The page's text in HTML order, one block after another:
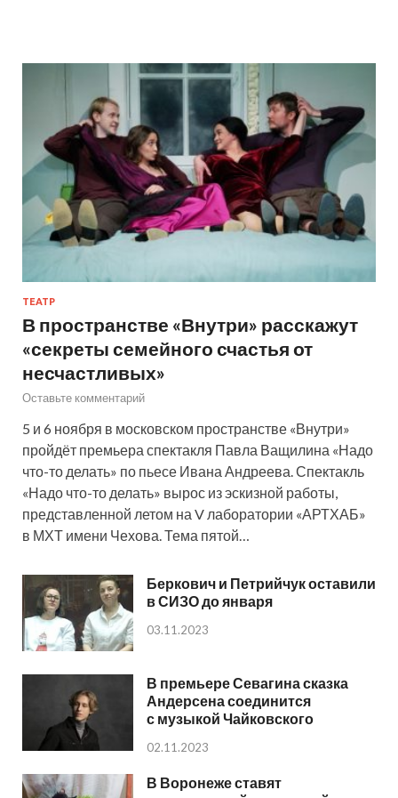
ТЕАТР
В пространстве «Внутри» расскажут
«секреты семейного счастья от
несчастливых»
Оставьте комментарий
5 и 6 ноября в московском пространстве «Внутри»
пройдёт премьера спектакля Павла Ващилина «Надо
что-то делать» по пьесе Ивана Андреева. Спектакль
«Надо что-то делать» вырос из эскизной работы,
представленной летом на V лаборатории «АРТХАБ»
в МХТ имени Чехова. Тема пятой…
Беркович и Петрийчук оставили
в СИЗО до января
03.11.2023
В премьере Севагина сказка
Андерсена соединится
с музыкой Чайковского
02.11.2023
В Воронеже ставят